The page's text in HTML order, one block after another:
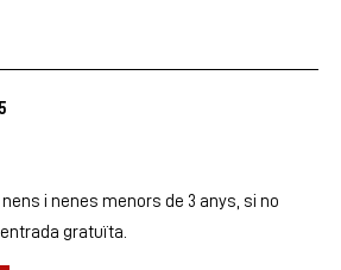
i nenes menors de 3 anys, si no
gratuïta.